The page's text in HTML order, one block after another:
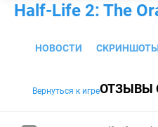
Half-Life 2: The
НОВОСТИ
Вернуться к игреОТЗЫВЫ